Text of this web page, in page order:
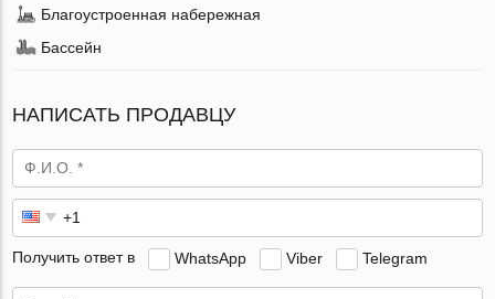
Благоустроенная набережная
Бассейн
НАПИСАТЬ ПРОДАВЦУ
Получить ответ в WhatsApp Viber Telegram